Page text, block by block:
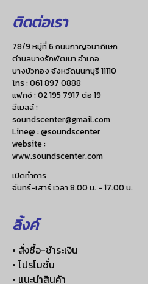
ติดต่อเรา
78/9 หมู่ที่ 6 ถนนกาญจนาภิเษก
ตำบลบางรักพัฒนา อำเภอ
บางบัวทอง จังหวัดนนทบุรี 11110
โทร :061 897 0888
แฟกซ์ :02 195 7917 ต่อ 19
อีเมลล์ :
soundscenter@gmail.com
Line@ : @soundscenter
website :
www.soundscenter.com
เปิดทำการ
จันทร์-เสาร์ เวลา 8.00 น. - 17.00 น.
ลิ้งค์
• สั่งซื้อ-ชำระเงิน
• โปรโมชั่น
• แนะนำสินค้า